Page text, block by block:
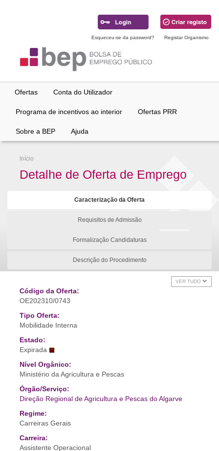
Esqueceu-se da password? Registar Organismo
Ofertas Conta do Utilizador
Programa de incentivos ao interior Ofertas PRR
Sobre a BEP Ajuda
Início
Detalhe de Oferta de Emprego
Caracterização da Oferta
Requisitos de Admissão
Formalização Candidaturas
Descrição do Procedimento
VER TUDO
Código da Oferta:
OE202310/0743
Tipo Oferta:
Mobilidade Interna
Estado:
Expirada
Nível Orgânico:
Ministério da Agricultura e Pescas
Órgão/Serviço:
Direção Regional de Agricultura e Pescas do Algarve
Regime:
Carreiras Gerais
Carreira:
Assistente Operacional